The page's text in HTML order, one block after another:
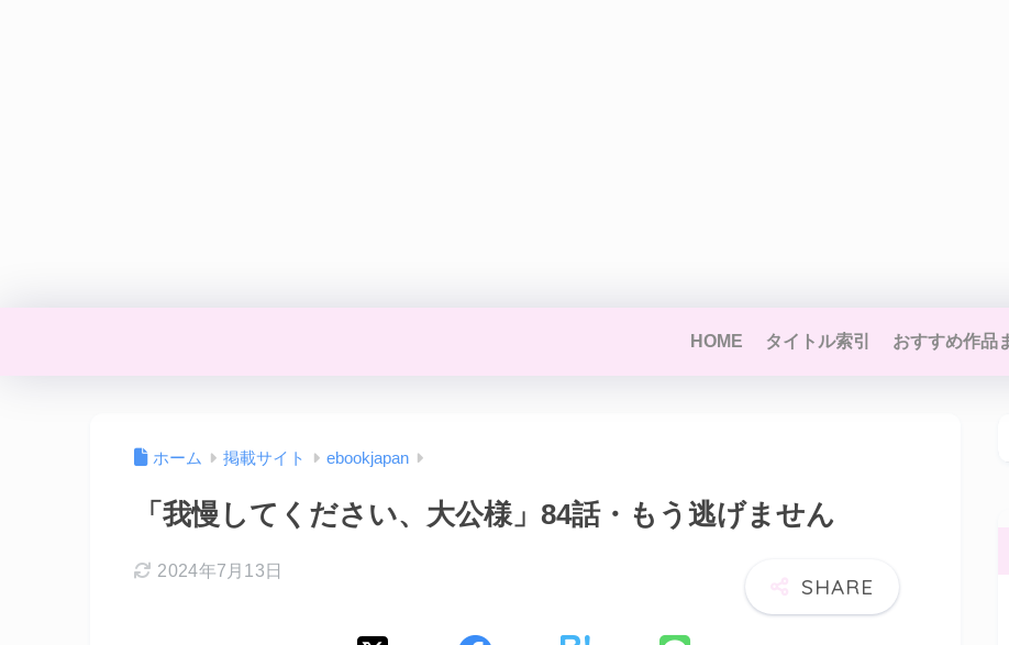
HOME タイトル索引 おすすめ作品
ホーム 掲載サイト ebookjapan
「我慢してください、大公様」84話・もう逃げません
2024年7月13日